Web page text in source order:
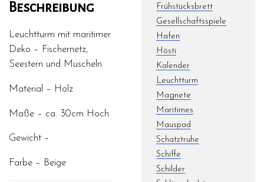
Beschreibung
Leuchtturm mit maritimer
Deko – Fischernetz,
Seestern und Muscheln
Material – Holz
Maße – ca. 30cm Hoch
Gewicht –
Farbe – Beige
Frühstücksbrett
Gesellschaftsspiele
Hafen
Hösti
Kalender
Leuchtturm
Magnete
Maritimes
Mauspad
Schatztruhe
Schiffe
Schilder